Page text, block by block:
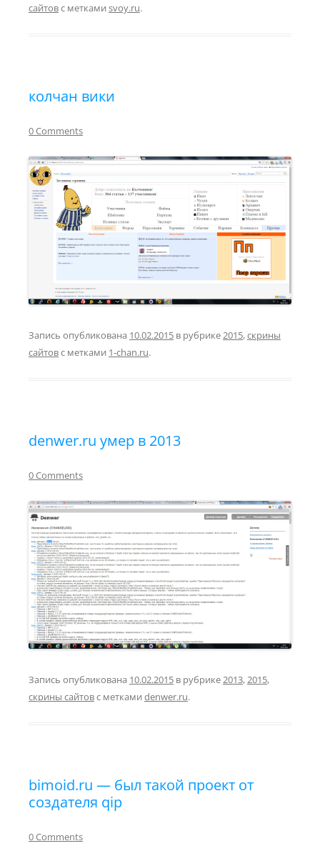
сайтовс метками svoy.ru.
колчан вики
0 Comments
Запись опубликована 10.02.2015 в рубрике2015,скрины
сайтовс метками 1-chan.ru.
denwer.ru умер в 2013
0 Comments
Запись опубликована 10.02.2015 в рубрике2013,2015,
скрины сайтовс метками denwer.ru.
bimoid.ru — был такой проект от
создателя qip
0 Comments